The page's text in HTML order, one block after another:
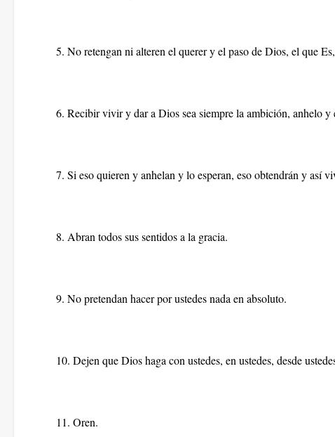
5. No retengan ni alteren el querer y el paso de Dios, el que
6. Recibir vivir y dar a Dios sea siempre la ambición, anhelo y
7. Si eso quieren y anhelan y lo esperan, eso obtendrán y así
8. Abran todos sus sentidos a la gracia.
9. No pretendan hacer por ustedes nada en absoluto.
10. Dejen que Dios haga con ustedes, en ustedes, desde
11. Oren.